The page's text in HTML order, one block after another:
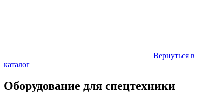
Вернуться в
каталог
Оборудование для спецтехники